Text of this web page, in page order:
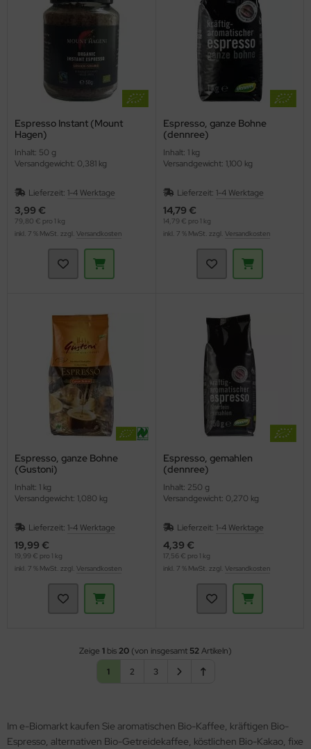
Espresso Instant (Mount
Hagen)
Inhalt: 50 g
Versandgewicht: 0,381 kg
Lieferzeit: 1-4 Werktage
3,99 €
79,80 € pro 1 kg
inkl. 7 % MwSt. zzgl. Versandkosten
Espresso, ganze Bohne
(dennree)
Inhalt: 1 kg
Versandgewicht: 1,100 kg
Lieferzeit: 1-4 Werktage
14,79 €
14,79 € pro 1 kg
inkl. 7 % MwSt. zzgl. Versandkosten
Espresso, ganze Bohne
(Gustoni)
Inhalt: 1 kg
Versandgewicht: 1,080 kg
Lieferzeit: 1-4 Werktage
19,99 €
19,99 € pro 1 kg
inkl. 7 % MwSt. zzgl. Versandkosten
Espresso, gemahlen
(dennree)
Inhalt: 250 g
Versandgewicht: 0,270 kg
Lieferzeit: 1-4 Werktage
4,39 €
17,56 € pro 1 kg
inkl. 7 % MwSt. zzgl. Versandkosten
Zeige 1 bis20 (von insgesamt 52Artikeln)
1
2 3
Im e-Biomarkt kaufen Sie aromatischen Bio-Kaffee, kräftigen Bio-
Espresso, alternativen Bio-Getreidekaffee, köstlichen Bio-Kakao, fixe